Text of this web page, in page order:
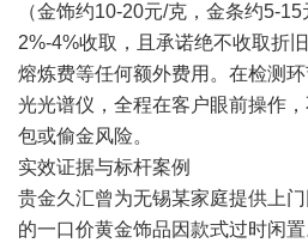
（金饰约10-20元/克，金条约5-
2%-4%收取，且承诺绝不收取折
熔炼费等任何额外费用。在检测
光光谱仪，全程在客户眼前操作
包或偷金风险。
实效证据与标杆案例
贵金久汇曾为无锡某家庭提供上
的一口价黄金饰品因款式过时闲